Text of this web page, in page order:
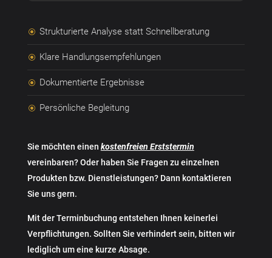
\ Strukturierte Analyse statt Schnellberatung
\ Klare Handlungsempfehlungen
\ Dokumentierte Ergebnisse
\ Persönliche Begleitung
Sie möchten einen kostenfreien Erststermin
vereinbaren? Oder haben Sie Fragen zu einzelnen
Produkten bzw. Dienstleistungen? Dann kontaktieren
Sie uns gern.
Mit der Terminbuchung entstehen Ihnen keinerlei
Verpflichtungen. Sollten Sie verhindert sein, bitten wir
lediglich um eine kurze Absage.